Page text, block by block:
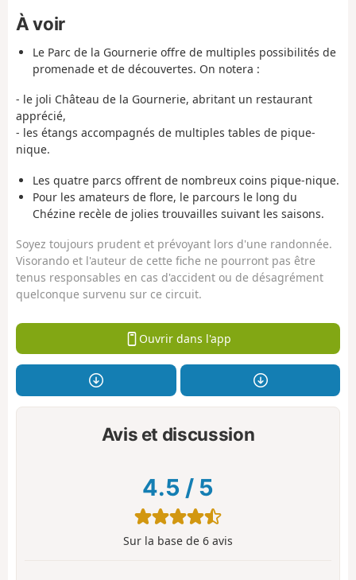
À voir
Le Parc de la Gournerie offre de multiples possibilités de
promenade et de découvertes. On notera :
- le joli Château de la Gournerie, abritant un restaurant
apprécié,
- les étangs accompagnés de multiples tables de pique-
nique.
Les quatre parcs offrent de nombreux coins pique-nique.
Pour les amateurs de flore, le parcours le long du
Chézine recèle de jolies trouvailles suivant les saisons.
Soyez toujours prudent et prévoyant lors d'une randonnée.
Visorando et l'auteur de cette fiche ne pourront pas être
tenus responsables en cas d'accident ou de désagrément
quelconque survenu sur ce circuit.
Ouvrir dans l'app
Avis et discussion
4.5 / 5
Sur la base de 6 avis